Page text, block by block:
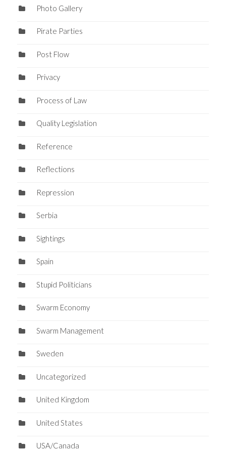
Photo Gallery
Pirate Parties
Post Flow
Privacy
Process of Law
Quality Legislation
Reference
Reflections
Repression
Serbia
Sightings
Spain
Stupid Politicians
Swarm Economy
Swarm Management
Sweden
Uncategorized
United Kingdom
United States
USA/Canada